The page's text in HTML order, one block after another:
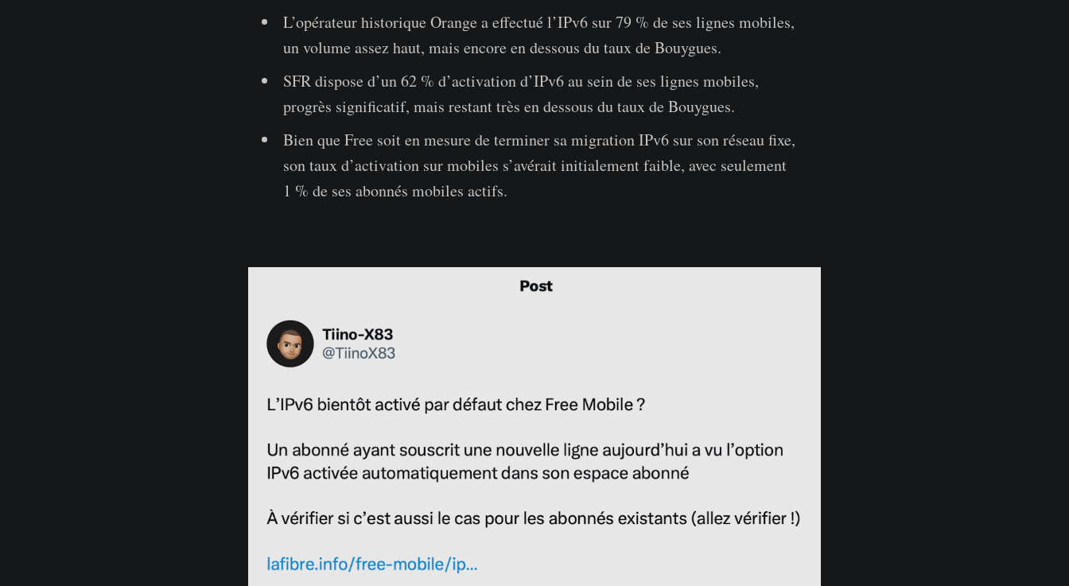
L’opérateur historique Orange a effectué l’IPv6 sur 79 % de ses lignes mobiles,
un volume assez haut, mais encore en dessous du taux de Bouygues.
SFR dispose d’un 62 % d’activation d’IPv6 au sein de ses lignes mobiles,
progrès significatif, mais restant très en dessous du taux de Bouygues.
Bien que Free soit en mesure de terminer sa migration IPv6 sur son réseau fixe,
son taux d’activation sur mobiles s’avérait initialement faible, avec seulement
1 % de ses abonnés mobiles actifs.